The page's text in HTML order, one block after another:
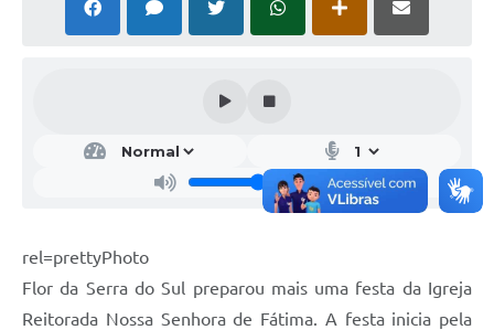
rel=prettyPhoto
Flor da Serra do Sul preparou mais uma festa da Igreja
Reitorada Nossa Senhora de Fátima. A festa inicia pela